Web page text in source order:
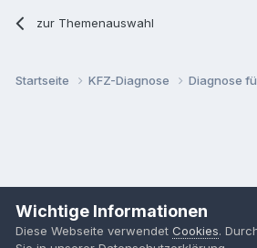
zur Themenauswahl
Startseite KFZ-Diagnose Diagnose
Wichtige Informationen
Diese Webseite verwendet Cookies.